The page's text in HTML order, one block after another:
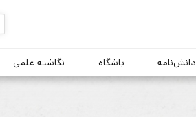
دانش‌نامه باشگاه نگاشته علمی